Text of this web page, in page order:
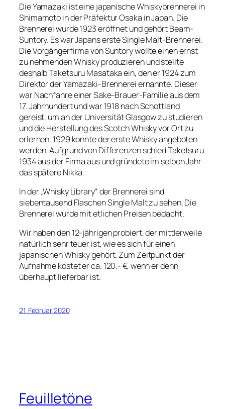
Die Yamazaki ist eine japanische Whiskybrennerei in
Shimamoto in der Präfektur Osaka in Japan. Die
Brennerei wurde 1923 eröffnet und gehört Beam-
Suntory. Es war Japans erste Single Malt-Brennerei.
Die Vorgängerfirma von Suntory wollte einen ernst
zu nehmenden Whisky produzieren und stellte
deshalb Taketsuru Masataka ein, den er 1924 zum
Direktor der Yamazaki-Brennerei ernannte. Dieser
war Nachfahre einer Sake-Brauer-Familie aus dem
17. Jahrhundert und war 1918 nach Schottland
gereist, um an der Universität Glasgow zu studieren
und die Herstellung des Scotch Whisky vor Ort zu
erlernen. 1929 konnte der erste Whisky angeboten
werden. Aufgrund von Differenzen schied Taketsuru
1934 aus der Firma aus und gründete im selben Jahr
das spätere Nikka.
In der „Whisky Library“ der Brennerei sind
siebentausend Flaschen Single Malt zu sehen. Die
Brennerei wurde mit etlichen Preisen bedacht.
Wir haben den 12-jährigen probiert, der mittlerweile
natürlich sehr teuer ist, wie es sich für einen
japanischen Whisky gehört. Zum Zeitpunkt der
Aufnahme kostet er ca. 120.- €, wenn er denn
überhaupt lieferbar ist.
21. Februar 2020
Feuilletöne